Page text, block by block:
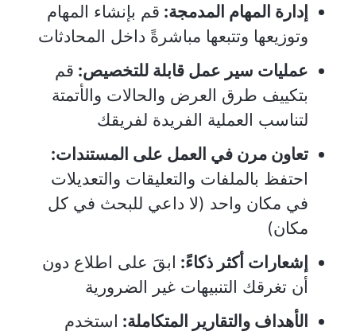
إدارة المهام المدمجة: قم بإنشاء المهام
وتوزيعها وتتبعها مباشرةً داخل المحادثات
عمليات سير عمل قابلة للتخصيص: قم
بتكييف طرق العرض والحالات والأتمتة
لتناسب العملية الفريدة لفريقك
تعاون مرن في العمل على المستندات:
احتفظ بالملفات والتعليقات والتعديلات
في مكان واحد (لا داعي للبحث في كل
مكان)
إشعارات أكثر ذكاءً: ابقَ على اطلاع دون
أن تغرقك التنبيهات غير الضرورية
الأهداف والتقارير المتكاملة: استخدم